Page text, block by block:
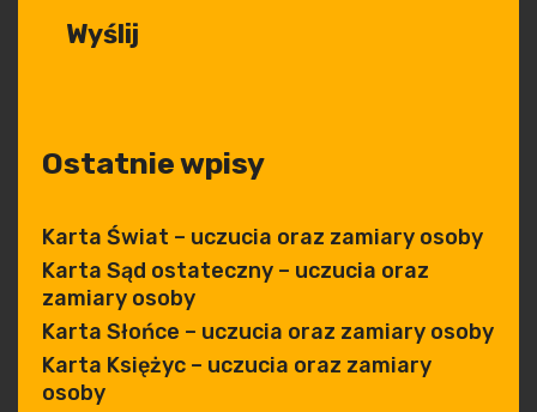
Ostatnie wpisy
Karta Świat – uczucia oraz zamiary osoby
Karta Sąd ostateczny – uczucia oraz
zamiary osoby
Karta Słońce – uczucia oraz zamiary osoby
Karta Księżyc – uczucia oraz zamiary
osoby